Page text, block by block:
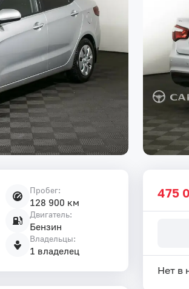
475
Нет в
Пробег:
128 900 км
Двигатель:
Бензин
Владельцы:
1 владелец